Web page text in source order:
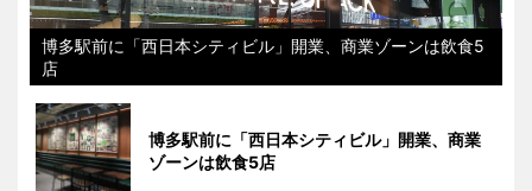
博多駅前に「西日本シティビル」開業、商業ゾーンは飲食5
店
博多駅前に「西日本シティビル」開業、商業
ゾーンは飲食5店